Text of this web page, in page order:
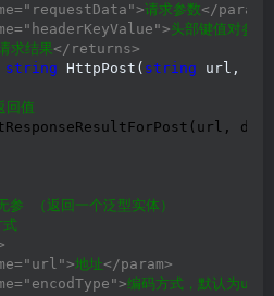
请求参数</param>
头部键值对参数
求结果</returns>
string HttpPost( string url,
回值
参 （返回一个泛型实体）
式
地址</param>
编码方式，默认为